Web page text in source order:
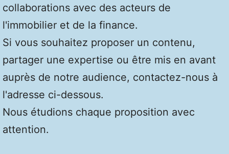
collaborations avec des acteurs de
l'immobilier et de la finance.
Si vous souhaitez proposer un contenu,
partager une expertise ou être mis en avant
auprès de notre audience, contactez-nous à
l'adresse ci-dessous.
Nous étudions chaque proposition avec
attention.